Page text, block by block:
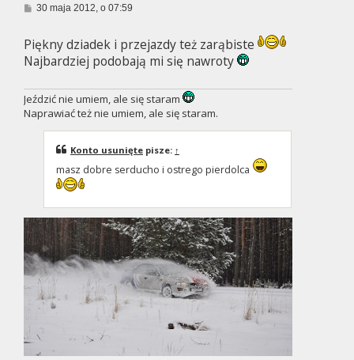
P
t
30 maja 2012, o 07:59
Piękny dziadek i przejazdy też zarąbiste
Najbardziej podobają mi się nawroty
Jeździć nie umiem, ale się staram
Naprawiać też nie umiem, ale się staram.
Konto usunięte pisze: ↑
masz dobre serducho i ostrego pierdolca